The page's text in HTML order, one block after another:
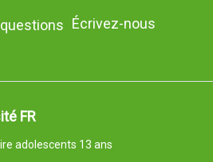
Écrivez-nous
FR
adolescents 13 ans